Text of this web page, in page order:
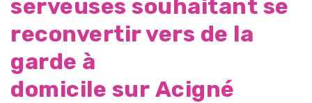
serveuses souhaitant se
reconvertir vers de la
garde à
domicile sur Acigné